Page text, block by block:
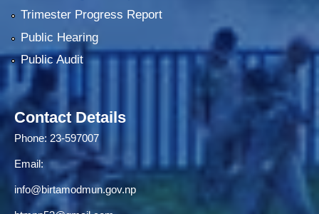
Trimester Progress Report
Public Hearing
Public Audit
Contact Details
Phone: 23-597007
Email:
info@birtamodmun.gov.np